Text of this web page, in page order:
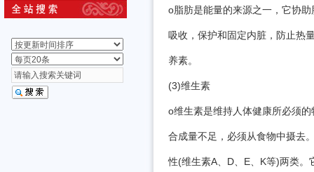
o脂肪是能量的来源之一，它协
吸收，保护和固定内脏，防止热
养素。
(3)维生素
o维生素是维持人体健康所必须
合成量不足，必须从食物中摄去
性(维生素A、D、E、K等)两类